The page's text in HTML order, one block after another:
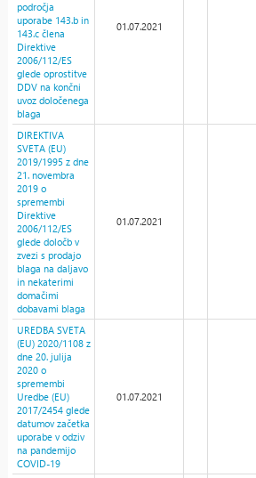
področja
uporabe 143.b in
143.c člena
Direktive
2006/112/ES
glede oprostitve
DDV na končni
uvoz določenega
blaga
01.07.2021
DIREKTIVA
SVETA (EU)
2019/1995 z dne
21. novembra
2019 o
spremembi
Direktive
2006/112/ES
glede določb v
zvezi s prodajo
blaga na daljavo
in nekaterimi
domačimi
dobavami blaga
01.07.2021
UREDBA SVETA
(EU) 2020/1108 z
dne 20. julija
2020 o
spremembi
Uredbe (EU)
2017/2454 glede
datumov začetka
uporabe v odziv
na pandemijo
COVID-19
01.07.2021